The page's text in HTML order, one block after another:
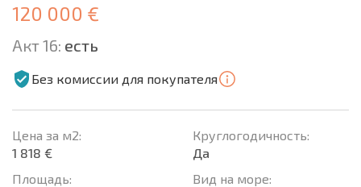
120 000 €
Акт 16: есть
Без комиссии для покупателя
Цена за м2:
1 818 €
Площадь:
Круглогодичность:
Да
Вид на море: